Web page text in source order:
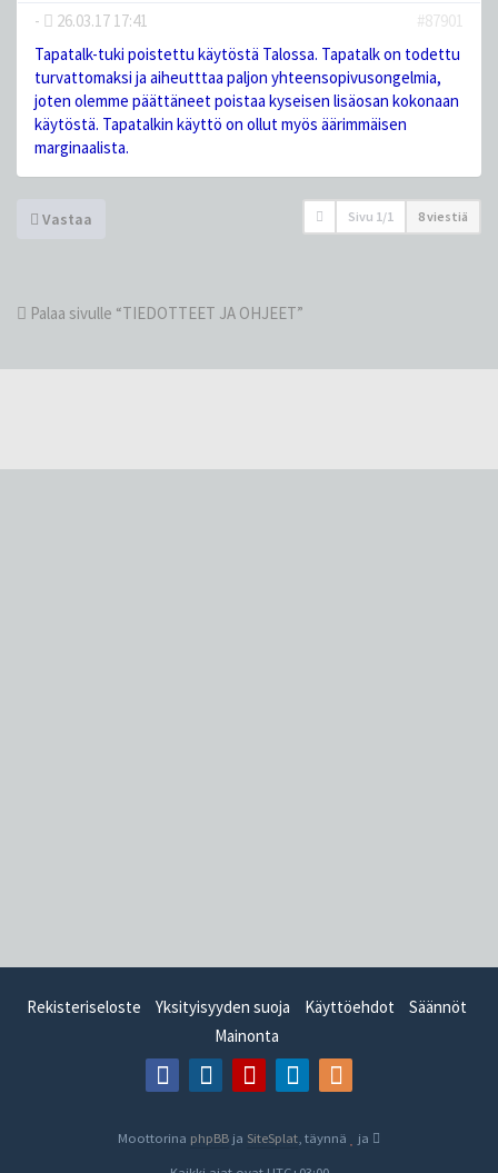
- 26.03.17 17:41
#87901
Tapatalk-tuki poistettu käytöstä Talossa. Tapatalk on todettu
turvattomaksi ja aiheutttaa paljon yhteensopivusongelmia,
joten olemme päättäneet poistaa kyseisen lisäosan kokonaan
käytöstä. Tapatalkin käyttö on ollut myös äärimmäisen
marginaalista.
Vastaa Sivu 1 /1 8 viestiä
Palaa sivulle “TIEDOTTEET JA OHJEET”
Rekisteriseloste Yksityisyyden suoja Käyttöehdot
Säännöt
Mainonta
Moottorina phpBB ja SiteSplat , täynnä
ja